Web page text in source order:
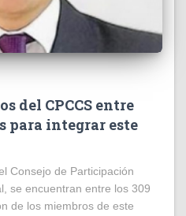
del CPCCS entre
para integrar este
Consejo de Participación
se encuentran entre los 309
de los miembros de este